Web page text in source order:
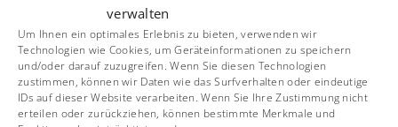
verwalten
Um Ihnen ein optimales Erlebnis zu bieten, verwenden wir
Technologien wie Cookies, um Geräteinformationen zu speichern
und/oder darauf zuzugreifen. Wenn Sie diesen Technologien
zustimmen, können wir Daten wie das Surfverhalten oder eindeutige
IDs auf dieser Website verarbeiten. Wenn Sie Ihre Zustimmung nicht
erteilen oder zurückziehen, können bestimmte Merkmale und
Behandlung von Besenreisern
Narbenkorrektur